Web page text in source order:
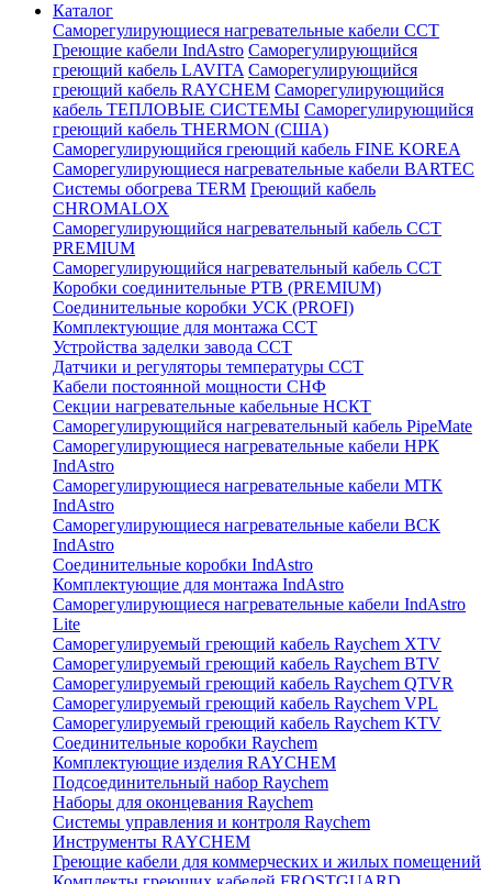
Каталог
Саморегулирующиеся нагревательные кабели ССТ
Греющие кабели IndAstro Саморегулирующийся
греющий кабель LAVITA Саморегулирующийся
греющий кабель RAYCHEM Саморегулирующийся
кабель ТЕПЛОВЫЕ СИСТЕМЫ Саморегулирующийся
греющий кабель THERMON (США)
Саморегулирующийся греющий кабель FINE KOREA
Саморегулирующиеся нагревательные кабели BARTEC
Системы обогрева TERM Греющий кабель
CHROMALOX
Саморегулирующийся нагревательный кабель ССТ
PREMIUM
Саморегулирующийся нагревательный кабель ССТ
Коробки соединительные РТВ (PREMIUM)
Соединительные коробки УСК (PROFI)
Комплектующие для монтажа ССТ
Устройства заделки завода ССТ
Датчики и регуляторы температуры ССТ
Кабели постоянной мощности СНФ
Секции нагревательные кабельные НСКТ
Саморегулирующийся нагревательный кабель PipeMate
Саморегулирующиеся нагревательные кабели НРК
IndAstro
Саморегулирующиеся нагревательные кабели МТК
IndAstro
Саморегулирующиеся нагревательные кабели ВСК
IndAstro
Соединительные коробки IndAstro
Комплектующие для монтажа IndAstro
Саморегулирующиеся нагревательные кабели IndAstro
Lite
Саморегулируемый греющий кабель Raychem XTV
Саморегулируемый греющий кабель Raychem BTV
Саморегулируемый греющий кабель Raychem QTVR
Саморегулируемый греющий кабель Raychem VPL
Саморегулируемый греющий кабель Raychem KTV
Соединительные коробки Raychem
Комплектующие изделия RAYCHEM
Подсоединительный набор Raychem
Наборы для оконцевания Raychem
Системы управления и контроля Raychem
Инструменты RAYCHEM
Греющие кабели для коммерческих и жилых помещений